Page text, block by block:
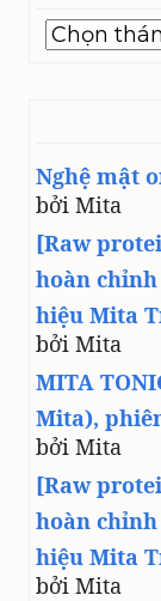
Time
line
Nghệ mật
bởi Mita
[Raw
hoàn
hiệu Mita
bởi Mita
MITA
Mita),
bởi Mita
[Raw
hoàn
hiệu Mita
bởi Mita